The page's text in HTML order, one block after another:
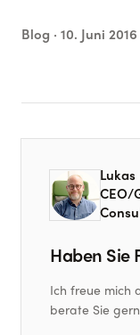
Blog · 10. Juni 2016
Lukas
CEO/
Haben Sie
Ich freue mich
berate Sie